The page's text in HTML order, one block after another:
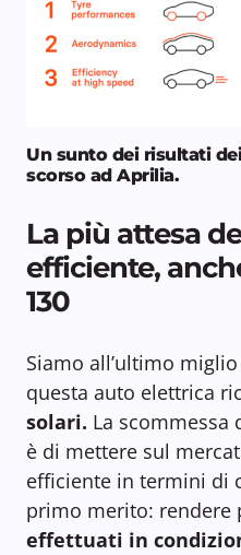
Un sunto dei risultati
scorso ad Aprilia.
La più attesa
efficiente,
130
Siamo all’ultimo
questa auto elettrica
solari. La scommessa
è di mettere sul
efficiente in termini di
primo merito: rendere
effettuati in